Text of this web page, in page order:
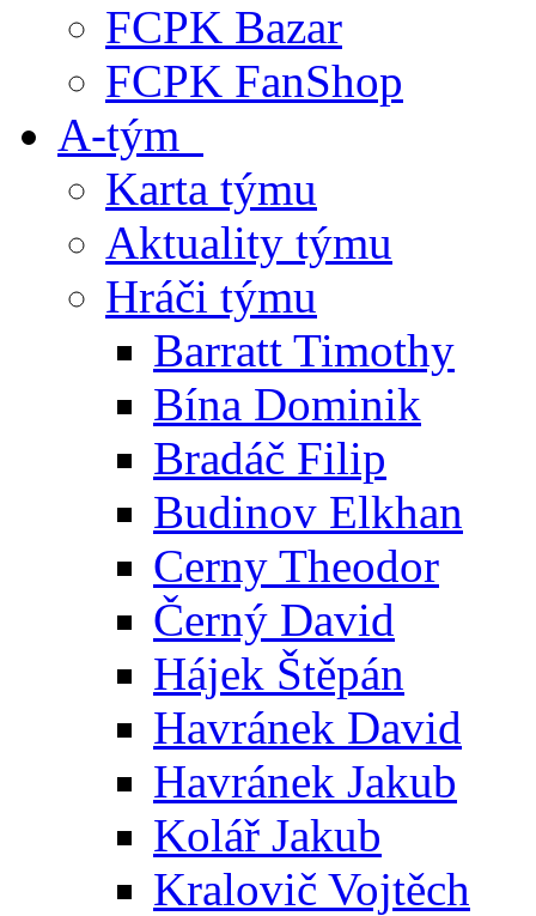
FCPK Bazar
FCPK FanShop
A-tým
Karta týmu
Aktuality týmu
Hráči týmu
Barratt Timothy
Bína Dominik
Bradáč Filip
Budinov Elkhan
Cerny Theodor
Černý David
Hájek Štěpán
Havránek David
Havránek Jakub
Kolář Jakub
Kralovič Vojtěch